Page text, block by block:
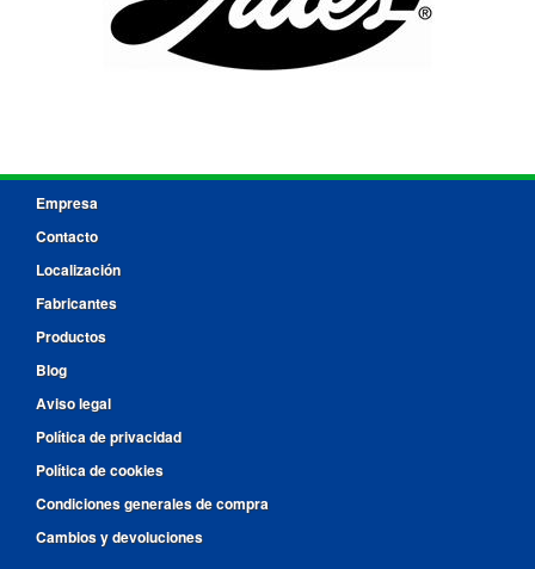
Empresa
Contacto
Localización
Fabricantes
Productos
Blog
Aviso legal
Política de privacidad
Política de cookies
Condiciones generales de compra
Cambios y devoluciones